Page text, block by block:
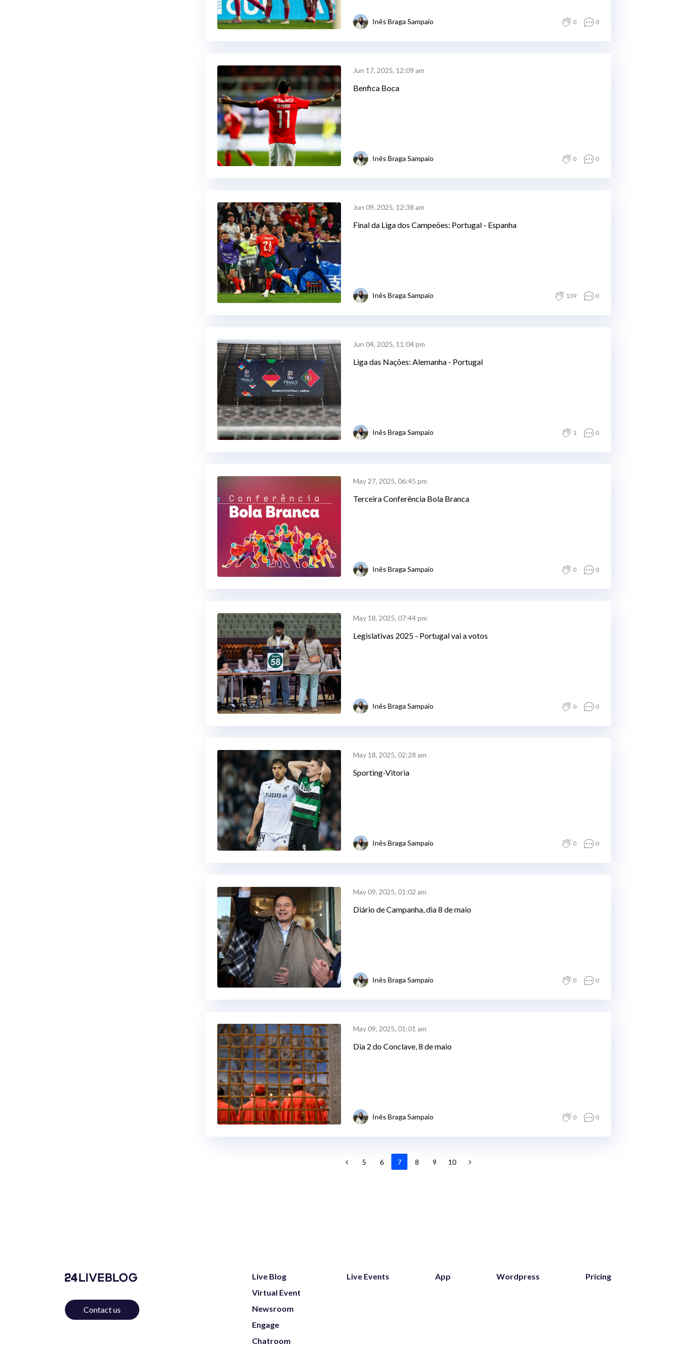
Inês Braga Sampaio 0 0
Jun 17, 2025, 12:09 am
Benfica Boca
Inês Braga Sampaio 0 0
Jun 09, 2025, 12:38 am
Final da Liga dos Campeões: Portugal - Espanha
Inês Braga Sampaio 139 0
Jun 04, 2025, 11:04 pm
Liga das Nações: Alemanha - Portugal
Inês Braga Sampaio 1 0
May 27, 2025, 06:45 pm
Terceira Conferência Bola Branca
Inês Braga Sampaio 0 0
May 18, 2025, 07:44 pm
Legislativas 2025 - Portugal vai a votos
Inês Braga Sampaio 0 0
May 18, 2025, 02:28 am
Sporting-Vitoria
Inês Braga Sampaio 0 0
May 09, 2025, 01:02 am
Diário de Campanha, dia 8 de maio
Inês Braga Sampaio 0 0
May 09, 2025, 01:01 am
Dia 2 do Conclave, 8 de maio
Inês Braga Sampaio 0 0
5 6 7 8 9 10
Contact us
Live Blog
Virtual Event
Newsroom
Engage
Chatroom
Live Events App Wordpress Pricing